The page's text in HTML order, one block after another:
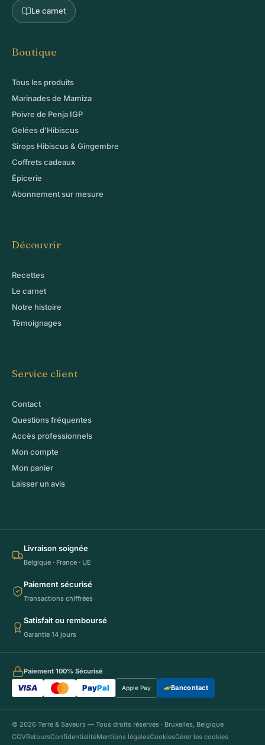
Le carnet
Boutique
Tous les produits
Marinades de Mamiza
Poivre de Penja IGP
Gelées d’Hibiscus
Sirops Hibiscus & Gingembre
Coffrets cadeaux
Épicerie
Abonnement sur mesure
Découvrir
Recettes
Le carnet
Notre histoire
Témoignages
Service client
Contact
Questions fréquentes
Accès professionnels
Mon compte
Mon panier
Laisser un avis
Livraison soignée
Belgique · France · UE
Paiement sécurisé
Transactions chiffrées
Satisfait ou remboursé
Garantie 14 jours
Paiement 100% Sécurisé
VISA PayPal Apple Pay Bancontact
© 2026 Terre & Saveurs — Tous droits réservés · Bruxelles, Belgique
CGVRetoursConfidentialitéMentions légalesCookiesGérer les cookies